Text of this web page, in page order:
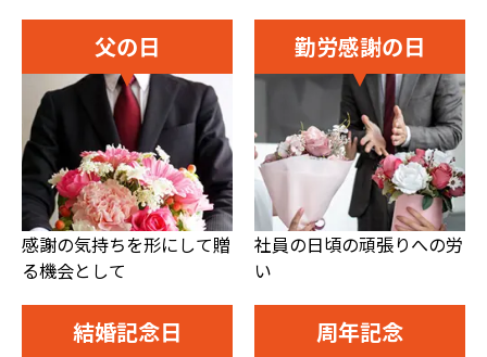
父の日
感謝の気持ちを形にして贈
る機会として
勤労感謝の日
社員の日頃の頑張りへの労
い
結婚記念日 周年記念